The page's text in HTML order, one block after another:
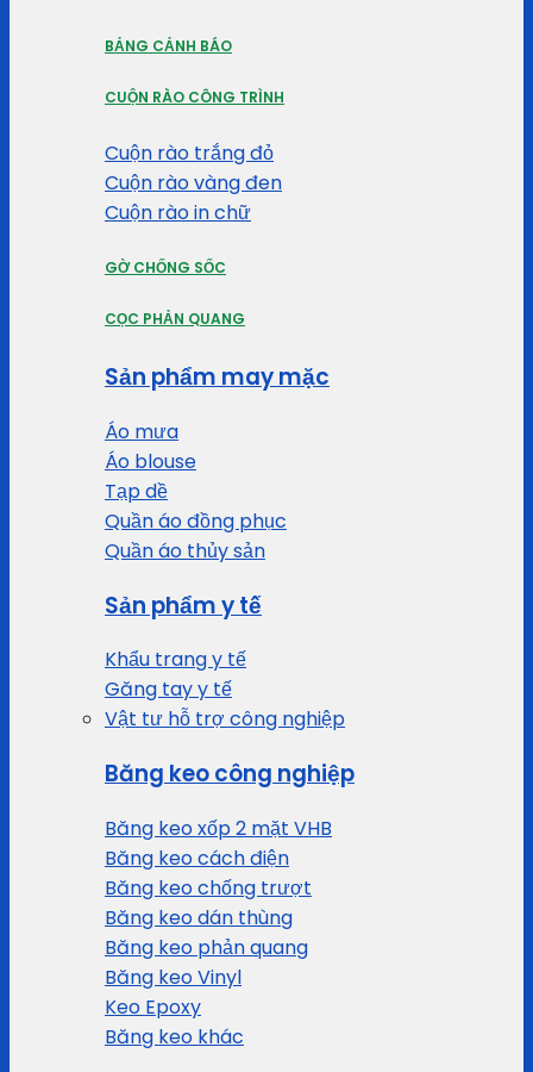
BẢNG CẢNH BÁO
CUỘN RÀO CÔNG TRÌNH
Cuộn rào trắng đỏ
Cuộn rào vàng đen
Cuộn rào in chữ
GỜ CHỐNG SỐC
CỌC PHẢN QUANG
Sản phẩm may mặc
Áo mưa
Áo blouse
Tạp dề
Quần áo đồng phục
Quần áo thủy sản
Sản phẩm y tế
Khẩu trang y tế
Găng tay y tế
Vật tư hỗ trợ công nghiệp
Băng keo công nghiệp
Băng keo xốp 2 mặt VHB
Băng keo cách điện
Băng keo chống trượt
Băng keo dán thùng
Băng keo phản quang
Băng keo Vinyl
Keo Epoxy
Băng keo khác